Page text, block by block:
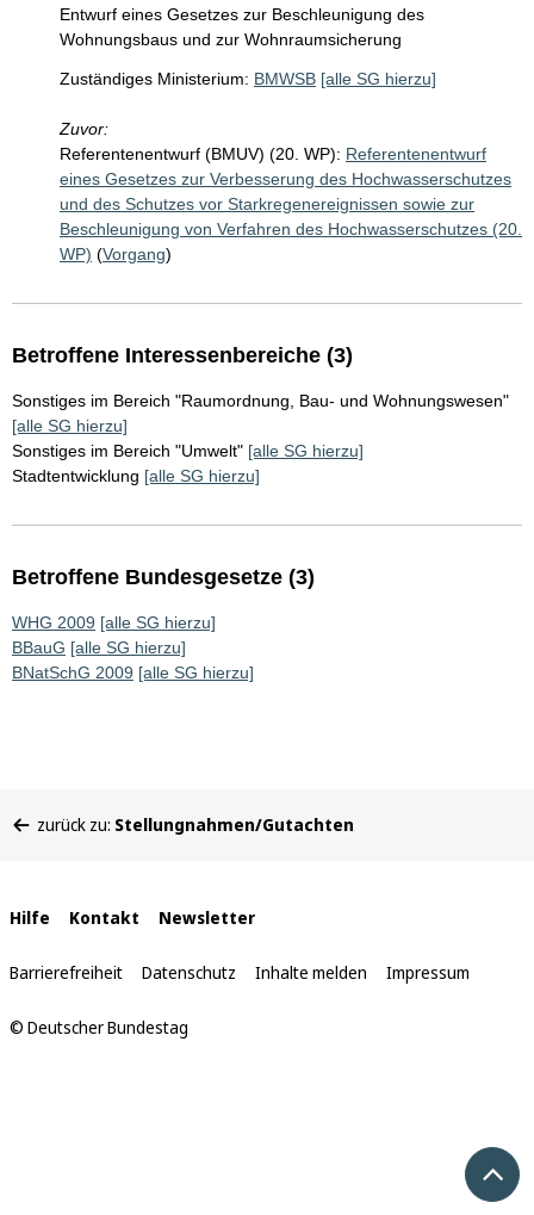
Entwurf eines Gesetzes zur Beschleunigung des
Wohnungsbaus und zur Wohnraumsicherung
Zuständiges Ministerium: BMWSB [alle SG hierzu]
Zuvor:
Referentenentwurf (BMUV) (20. WP): Referentenentwurf
eines Gesetzes zur Verbesserung des Hochwasserschutzes
und des Schutzes vor Starkregenereignissen sowie zur
Beschleunigung von Verfahren des Hochwasserschutzes (20.
WP) (Vorgang)
Betroffene Interessenbereiche (3)
Sonstiges im Bereich "Raumordnung, Bau- und Wohnungswesen"
[alle SG hierzu]
Sonstiges im Bereich "Umwelt" [alle SG hierzu]
Stadtentwicklung [alle SG hierzu]
Betroffene Bundesgesetze (3)
WHG 2009 [alle SG hierzu]
BBauG [alle SG hierzu]
BNatSchG 2009 [alle SG hierzu]
befinden
zurück zu: Stellungnahmen/Gutachten
Interne
Links
Hilfe Kontakt Newsletter
Barrierefreiheit Datenschutz Inhalte melden Impressum
© Deutscher Bundestag